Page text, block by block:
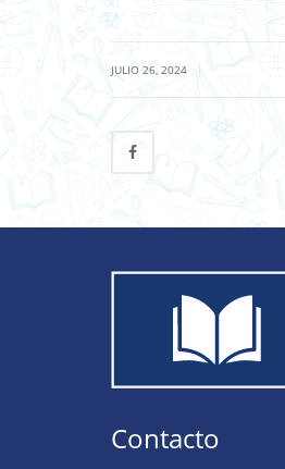
JULIO 26, 2024 |
Contacto